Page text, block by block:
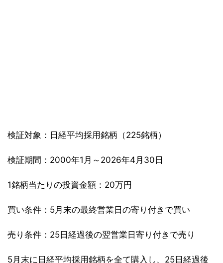
検証対象：日経平均採用銘柄（225銘柄）
検証期間：2000年1月～2026年4月30日
1銘柄当たりの投資金額：20万円
買い条件：5月末の最終営業日の寄り付きで買い
売り条件：25日経過後の翌営業日寄り付きで売り
5月末に日経平均採用銘柄を全て購入し、25日経過後